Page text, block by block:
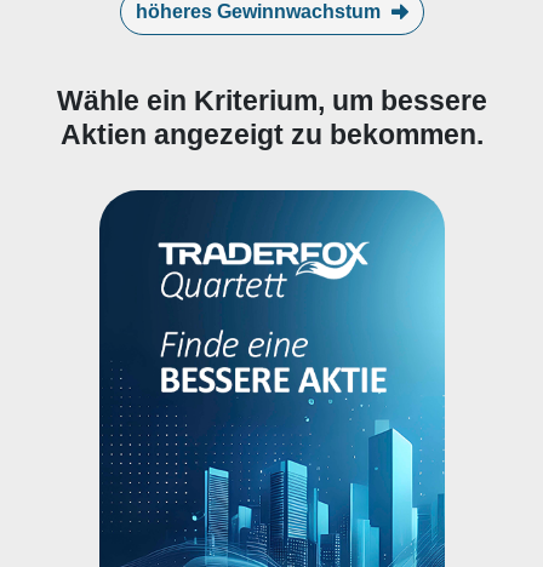
höheres Gewinnwachstum
Wähle ein Kriterium, um bessere
Aktien angezeigt zu bekommen.